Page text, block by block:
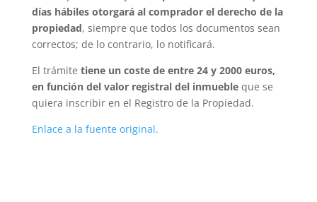
días hábiles otorgará al comprador el derecho de la
propiedad, siempre que todos los documentos sean
correctos; de lo contrario, lo notificará.
El trámite tiene un coste de entre 24 y 2000 euros,
en función del valor registral del inmuebleque se
quiera inscribir en el Registro de la Propiedad.
Enlace a la fuente original.